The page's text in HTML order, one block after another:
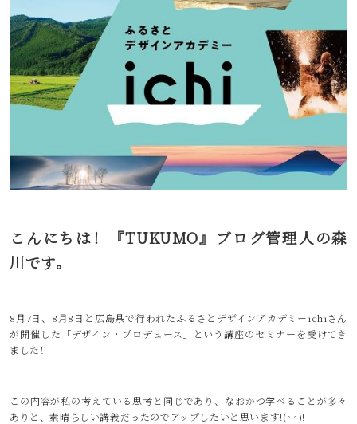
こんにちは！『TUKUMO』ブログ管理人の森
川です。
8月7日、8月8日と広島県で行われたふるさとデザインアカデミーichiさん
が開催した「デザイン・プロデュース」という講座のセミナーを受けてき
ました！
この内容が私の考えている思考と同じであり、なおかつ学べることが多々
ありと、素晴らしい講義だったのでアップしたいと思います!(^^)!